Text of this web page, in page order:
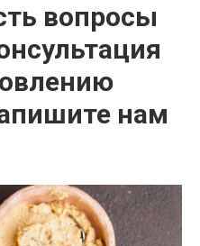
вопросы
нам